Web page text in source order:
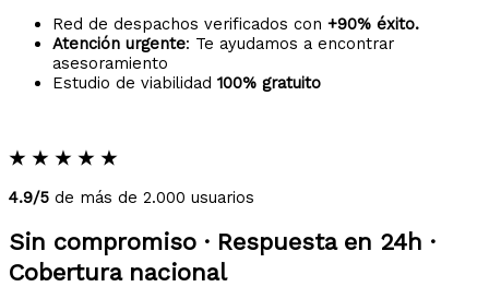
Red de despachos verificados con +90% éxito.
Atención urgente: Te ayudamos a encontrar
asesoramiento
Estudio de viabilidad 100% gratuito
★ ★ ★ ★ ★
4.9/5 de más de 2.000 usuarios
Sin compromiso · Respuesta en 24h ·
Cobertura nacional